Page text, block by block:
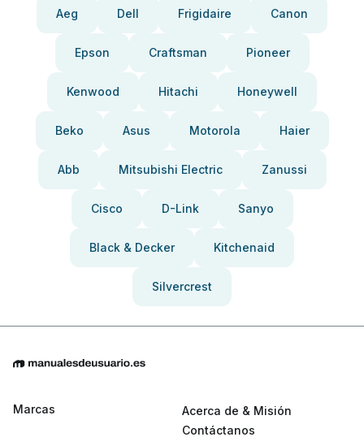
Aeg Dell Frigidaire Canon
Epson Craftsman Pioneer
Kenwood Hitachi Honeywell
Beko Asus Motorola Haier
Abb Mitsubishi Electric Zanussi
Cisco D-Link Sanyo
Black & Decker Kitchenaid
Silvercrest
Marcas
Acerca de & Misión
Contáctanos